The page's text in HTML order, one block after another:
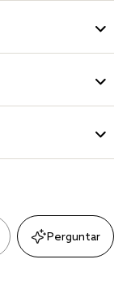
Perguntar